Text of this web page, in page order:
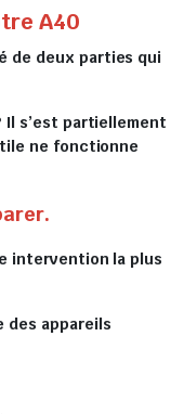
A40
de deux parties qui
Il s’est partiellement
ne fonctionne
intervention la plus
des appareils